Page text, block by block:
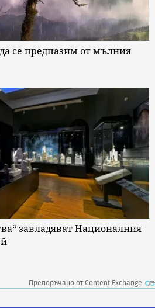
се предпазим от мълния
завладяват Националния
Препоръчано от Content Exchange